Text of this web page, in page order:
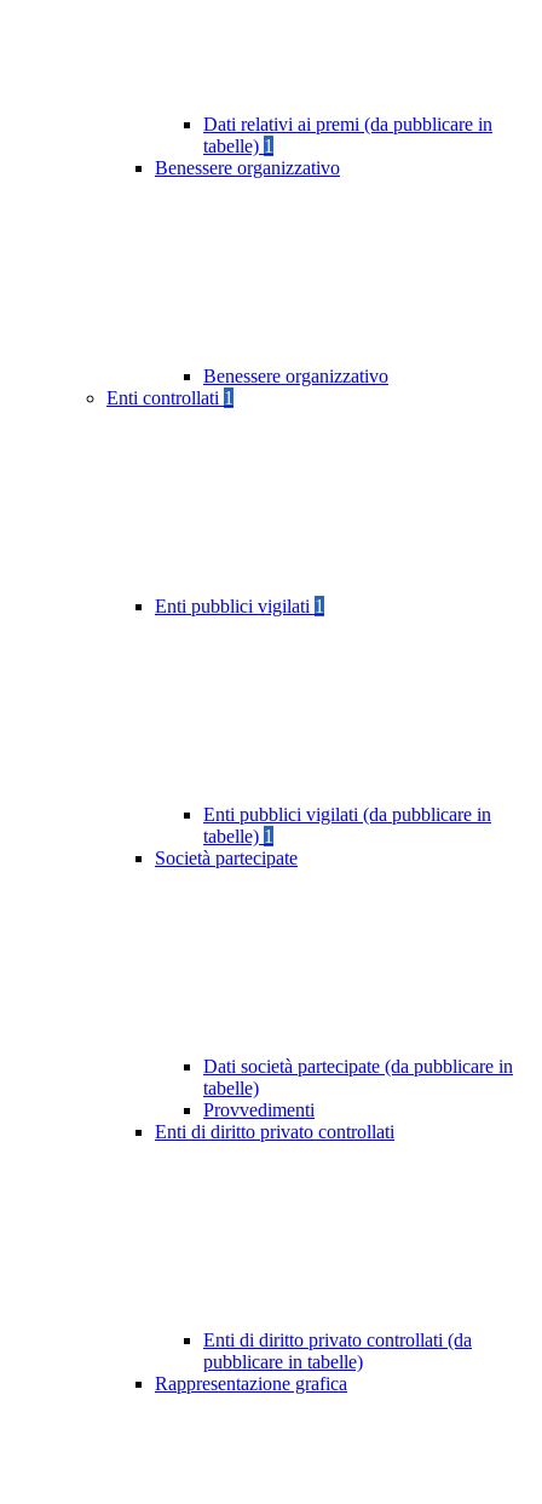
Dati relativi ai premi (da pubblicare in
tabelle) 1
Benessere organizzativo
Benessere organizzativo
Enti controllati 1
Enti pubblici vigilati 1
Enti pubblici vigilati (da pubblicare in
tabelle) 1
Società partecipate
Dati società partecipate (da pubblicare in
tabelle)
Provvedimenti
Enti di diritto privato controllati
Enti di diritto privato controllati (da
pubblicare in tabelle)
Rappresentazione grafica